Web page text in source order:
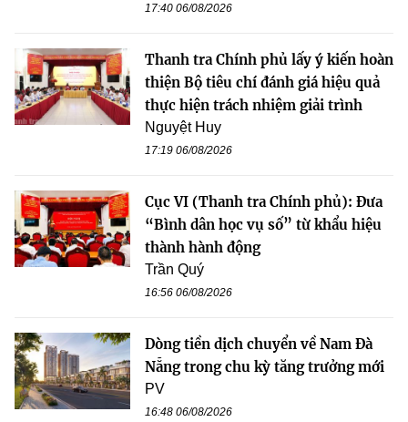
17:40 06/08/2026
Thanh tra Chính phủ lấy ý kiến hoàn
thiện Bộ tiêu chí đánh giá hiệu quả
thực hiện trách nhiệm giải trình
Nguyệt Huy
17:19 06/08/2026
Cục VI (Thanh tra Chính phủ): Đưa
“Bình dân học vụ số” từ khẩu hiệu
thành hành động
Trần Quý
16:56 06/08/2026
Dòng tiền dịch chuyển về Nam Đà
Nẵng trong chu kỳ tăng trưởng mới
PV
16:48 06/08/2026